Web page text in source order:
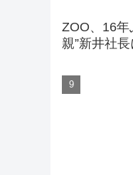
ZOO、16年
親”新井社